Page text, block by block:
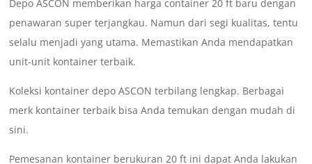
Depo ASCON memberikan harga container 20 ft baru dengan
penawaran super terjangkau. Namun dari segi kualitas, tentu
selalu menjadi yang utama. Memastikan Anda mendapatkan
unit-unit kontainer terbaik.
Koleksi kontainer depo ASCON terbilang lengkap. Berbagai
merk kontainer terbaik bisa Anda temukan dengan mudah di
sini.
Pemesanan kontainer berukuran 20 ft ini dapat Anda lakukan